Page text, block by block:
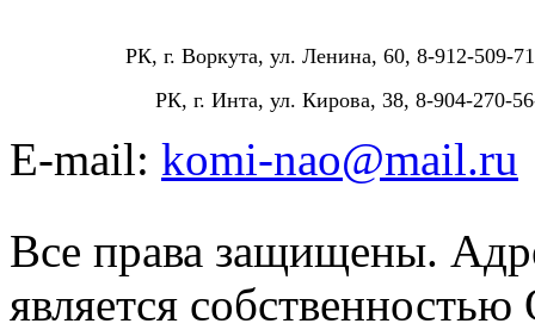
РК, г. Воркута, ул. Ленина, 60, 8-912-509-
РК, г. Инта, ул. Кирова, 38, 8-904-270-
E-mail: komi-nao@mail.ru
Все права защищены.
является